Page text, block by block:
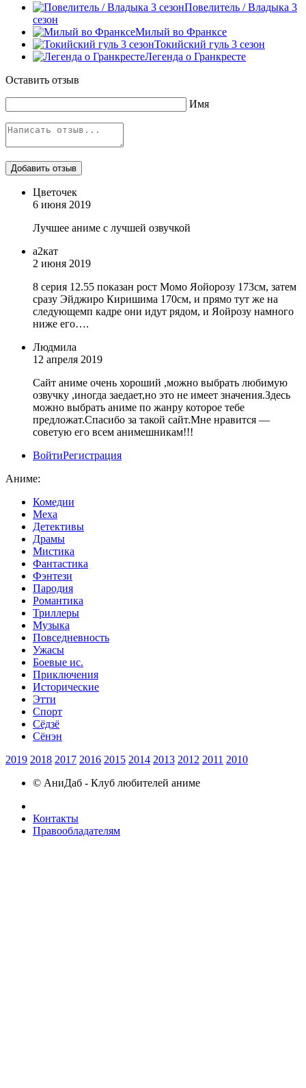
Повелитель / Владыка 3
сезон
Милый во Франкcе
Токийский гуль 3 сезон
Легенда о Гранкресте
Оставить отзыв
Имя
Цветочек
6 июня 2019
Лучшее аниме с лучшей озвучкой
а2кат
2 июня 2019
8 серия 12.55 показан рост Момо Яойорозу 173см, затем
сразу Эйджиро Киришима 170см, и прямо тут же на
следующемп кадре они идут рядом, и Яойрозу намного
ниже его….
Людмила
12 апреля 2019
Сайт аниме очень хороший ,можно выбрать любимую
озвучку ,иногда заедает,но это не имеет значения.Здесь
можно выбрать аниме по жанру которое тебе
предложат.Спасибо за такой сайт.Мне нравится —
советую его всем анимешникам!!!
ВойтиРегистрация
Аниме:
Комедии
Меха
Детективы
Драмы
Мистика
Фантастика
Фэнтези
Пародия
Романтика
Триллеры
Музыка
Повседневность
Ужасы
Боевые ис.
Приключения
Исторические
Этти
Спорт
Сёдзё
Сёнэн
2019 2018 2017 2016 2015 2014 2013 2012 2011 2010
© АниДаб - Клуб любителей аниме
Контакты
Правообладателям